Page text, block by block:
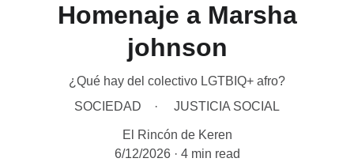
Homenaje a Marsha
johnson
¿Qué hay del colectivo LGTBIQ+ afro?
SOCIEDAD
JUSTICIA SOCIAL
El Rincón de Keren
6/12/2026
4 min read